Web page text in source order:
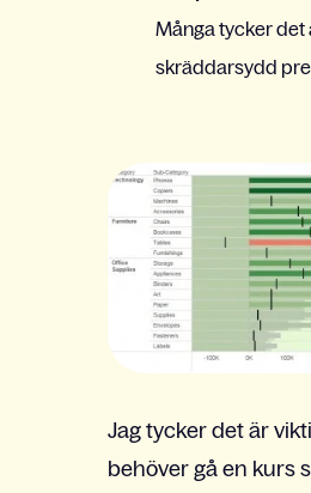
Många tycker det
skräddarsydd
Jag tycker det är
behöver gå en kurs